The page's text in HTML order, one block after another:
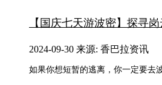
【国庆七天游波密】探寻
2024-09-30 来源: 香巴拉资讯
如果你想短暂的逃离，你一定要去